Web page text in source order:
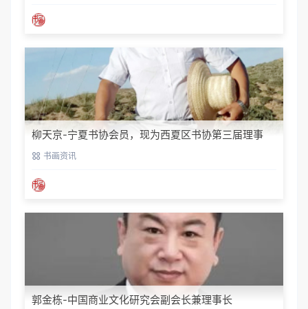
柳天京-宁夏书协会员，现为西夏区书协第三届理事
书画资讯
郭金栋-中国商业文化研究会副会长兼理事长